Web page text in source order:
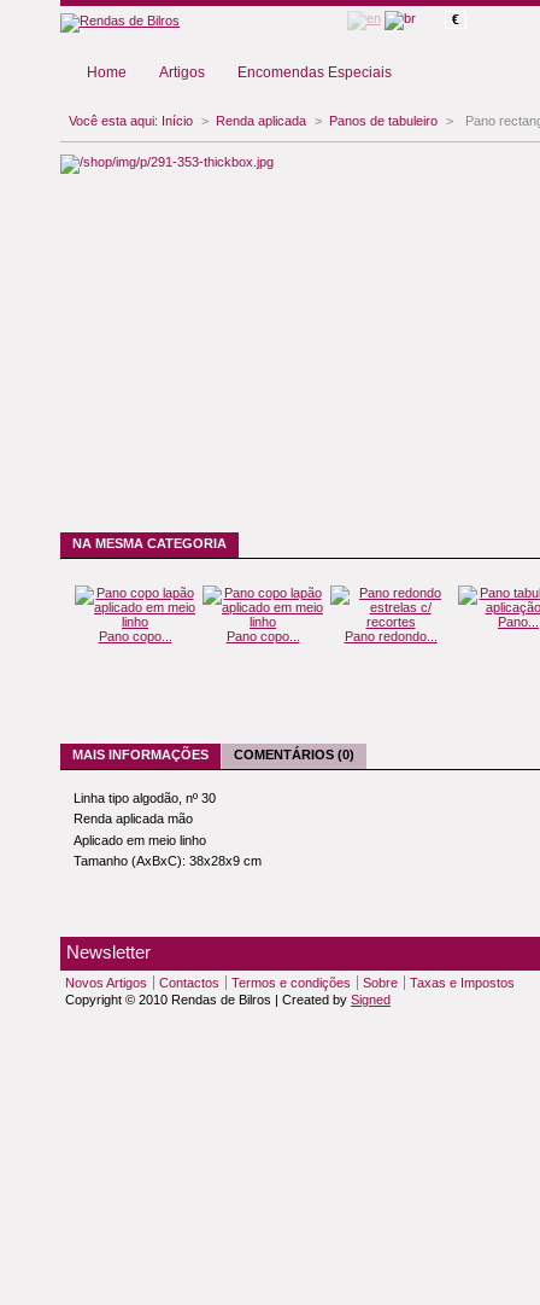
€
Home Artigos Encomendas Especiais
Você esta aqui: Início > Renda aplicada > Panos de tabuleiro > Pano
NA MESMA CATEGORIA
Pano copo... Pano copo... Pano redondo...
Pano...
MAIS INFORMAÇÕES COMENTÁRIOS (0)
Linha tipo algodão, nº 30
Renda aplicada mão
Aplicado em meio linho
Tamanho (AxBxC): 38x28x9 cm
Newsletter
Novos Artigos Contactos Termos e condições Sobre
Taxas e Impostos
Copyright © 2010 Rendas de Bilros | Created by Signed